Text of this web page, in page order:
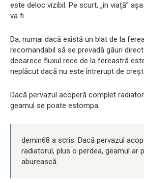
este deloc vizibil. Pe scurt, „în viață”
va fi.
Da, numai dacă există un blat de la
recomandabil să se prevadă găuri
deoarece fluxul rece de la fereastră
neplăcut dacă nu este întrerupt de
Dacă pervazul acoperă complet
geamul se poate estompa.
demin68 a scris: Dacă pervazul
radiatorul, plus o perdea, geamul ar
aburească.